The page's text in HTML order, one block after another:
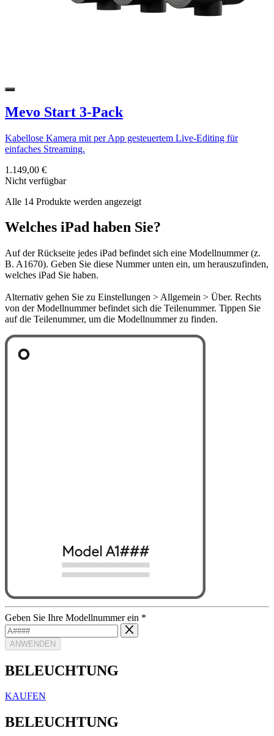
Mevo Start 3-Pack
Kabellose Kamera mit per App gesteuertem Live-Editing für
einfaches Streaming.
1.149,00 €
Nicht verfügbar
Alle 14 Produkte werden angezeigt
Welches iPad haben Sie?
Auf der Rückseite jedes iPad befindet sich eine Modellnummer (z.
B. A1670). Geben Sie diese Nummer unten ein, um herauszufinden,
welches iPad Sie haben.
Alternativ gehen Sie zu Einstellungen > Allgemein > Über. Rechts
von der Modellnummer befindet sich die Teilenummer. Tippen Sie
auf die Teilenummer, um die Modellnummer zu finden.
Geben Sie Ihre Modellnummer ein *
ANWENDEN
BELEUCHTUNG
KAUFEN
BELEUCHTUNG